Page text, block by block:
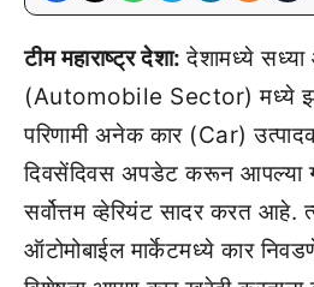
टीम महाराष्ट्र देशा:देशामध्ये
(Automobile Sector) मध्ये
परिणामी अनेक कार (Car)
दिवसेंदिवस अपडेट करून आपल्या
सर्वोत्तम व्हेरियंट सादर करत आहे.
ऑटोमोबाईल मार्केटमध्ये कार